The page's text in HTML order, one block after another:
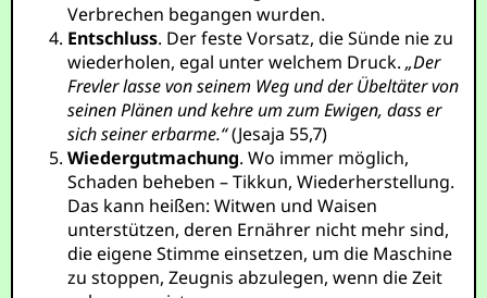
Verbrechen begangen wurden.
Entschluss. Der feste Vorsatz, die Sünde nie zu
wiederholen, egal unter welchem Druck.„Der
Frevler lasse von seinem Weg und der Übeltäter von
seinen Plänen und kehre um zum Ewigen, dass er
sich seiner erbarme.“(Jesaja 55,7)
Wiedergutmachung. Wo immer möglich,
Schaden beheben – Tikkun, Wiederherstellung.
Das kann heißen: Witwen und Waisen
unterstützen, deren Ernährer nicht mehr sind,
die eigene Stimme einsetzen, um die Maschine
zu stoppen, Zeugnis abzulegen, wenn die Zeit